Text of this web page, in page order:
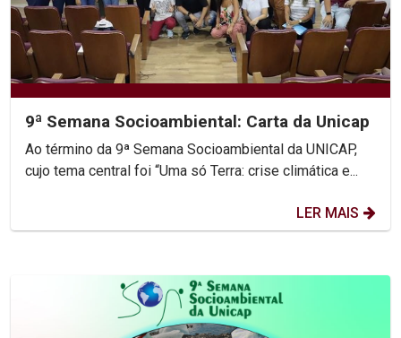
9ª Semana Socioambiental: Carta da Unicap
Ao término da 9ª Semana Socioambiental da UNICAP,
cujo tema central foi “Uma só Terra: crise climática e...
LER MAIS